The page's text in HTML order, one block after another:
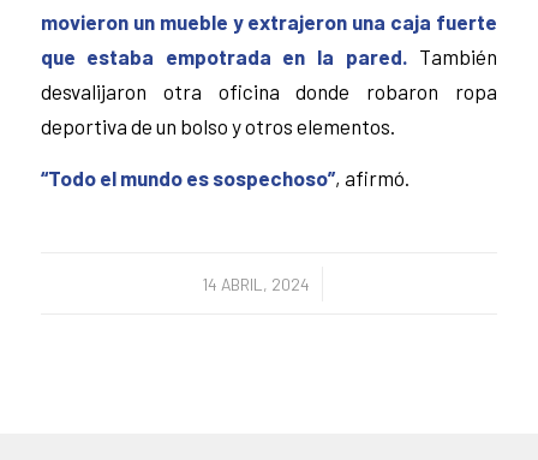
movieron un mueble y extrajeron una caja fuerte
que estaba empotrada en la pared. También
desvalijaron otra oficina donde robaron ropa
deportiva de un bolso y otros elementos.
“Todo el mundo es sospechoso”, afirmó.
14 ABRIL, 2024
/